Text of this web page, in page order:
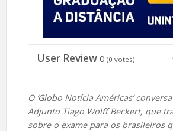
User Review 0 (0 votes)
O ‘Globo Notícia Américas’
Adjunto Tiago Wolff Beckert, que
sobre o exame para os brasileiros